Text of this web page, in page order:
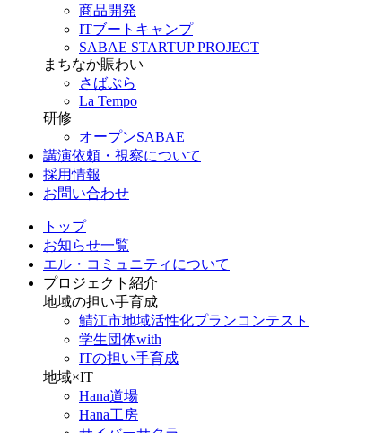
商品開発
ITブートキャンプ
SABAE STARTUP PROJECT
まちなか賑わい
さばぷら
La Tempo
研修
オープンSABAE
講演依頼・視察について
採用情報
お問い合わせ
トップ
お知らせ一覧
エル・コミュニティについて
プロジェクト紹介
地域の担い手育成
鯖江市地域活性化プランコンテスト
学生団体with
ITの担い手育成
地域×IT
Hana道場
Hana工房